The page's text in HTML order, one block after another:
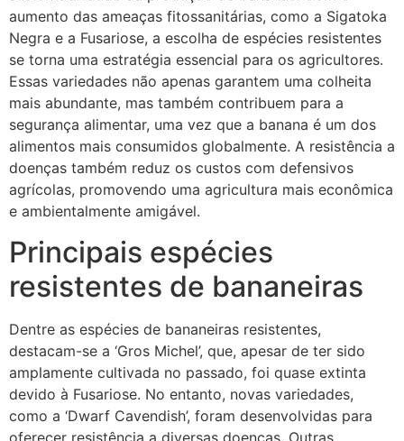
aumento das ameaças fitossanitárias, como a Sigatoka
Negra e a Fusariose, a escolha de espécies resistentes
se torna uma estratégia essencial para os agricultores.
Essas variedades não apenas garantem uma colheita
mais abundante, mas também contribuem para a
segurança alimentar, uma vez que a banana é um dos
alimentos mais consumidos globalmente. A resistência a
doenças também reduz os custos com defensivos
agrícolas, promovendo uma agricultura mais econômica
e ambientalmente amigável.
Principais espécies
resistentes de bananeiras
Dentre as espécies de bananeiras resistentes,
destacam-se a ‘Gros Michel’, que, apesar de ter sido
amplamente cultivada no passado, foi quase extinta
devido à Fusariose. No entanto, novas variedades,
como a ‘Dwarf Cavendish’, foram desenvolvidas para
oferecer resistência a diversas doenças. Outras